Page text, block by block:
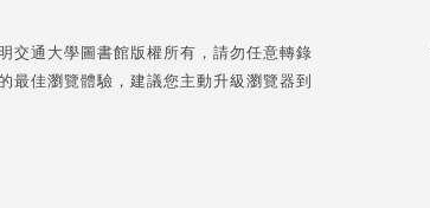
交通大學圖書館版權所有，請勿任意轉錄
最佳瀏覽體驗，建議您主動升級瀏覽器到